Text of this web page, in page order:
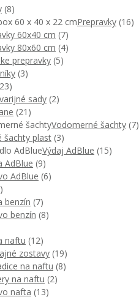
(8)
Prepravky (16)
60x40 cm (7)
80x60 cm (4)
prepravky (5)
(3)
sady (2)
(21)
Vodomerné šachty (7)
šachty plast (3)
Výdaj AdBlue (15)
AdBlue (9)
AdBlue (6)
benzín (7)
benzín (8)
naftu (12)
zostavy (19)
na naftu (8)
na naftu (2)
nafta (13)